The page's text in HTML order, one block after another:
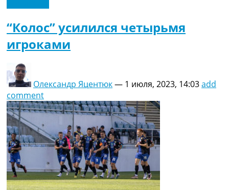
“Колос” усилился четырьмя
игроками
Олександр Яцентюк— 1 июля, 2023, 14:03add
comment